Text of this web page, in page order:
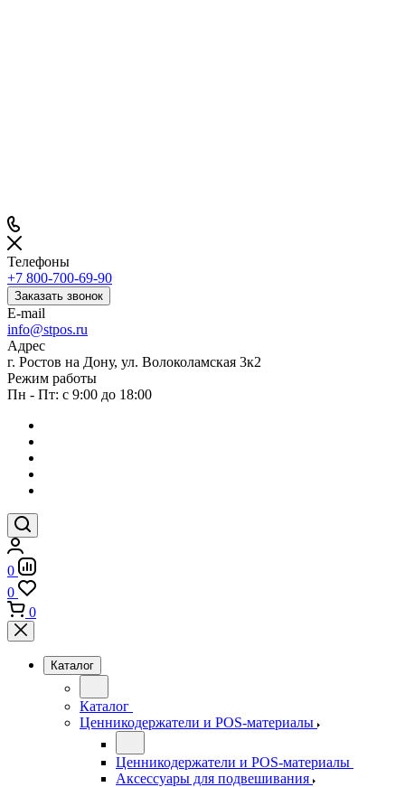
Телефоны
+7 800-700-69-90
Заказать звонок
E-mail
info@stpos.ru
Адрес
г. Ростов на Дону, ул. Волоколамская 3к2
Режим работы
Пн - Пт: с 9:00 до 18:00
0
0
0
Каталог
Каталог
Ценникодержатели и POS-материалы
Ценникодержатели и POS-материалы
Аксессуары для подвешивания